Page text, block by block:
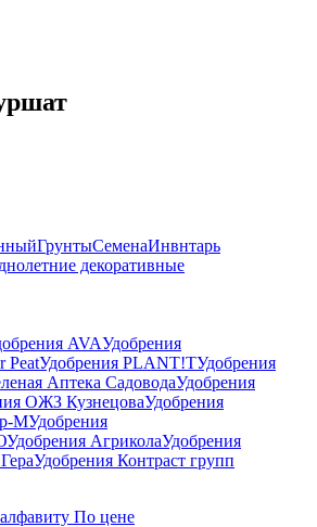
ГрунтыСеменаИнвнтарь
декоративные
AVAУдобрения
PeatУдобрения PLANT!TУдобрения
Аптека СадоводаУдобрения
ОЖЗ КузнецоваУдобрения
МУдобрения
Удобрения АгриколаУдобрения
Удобрения Контраст групп
По цене